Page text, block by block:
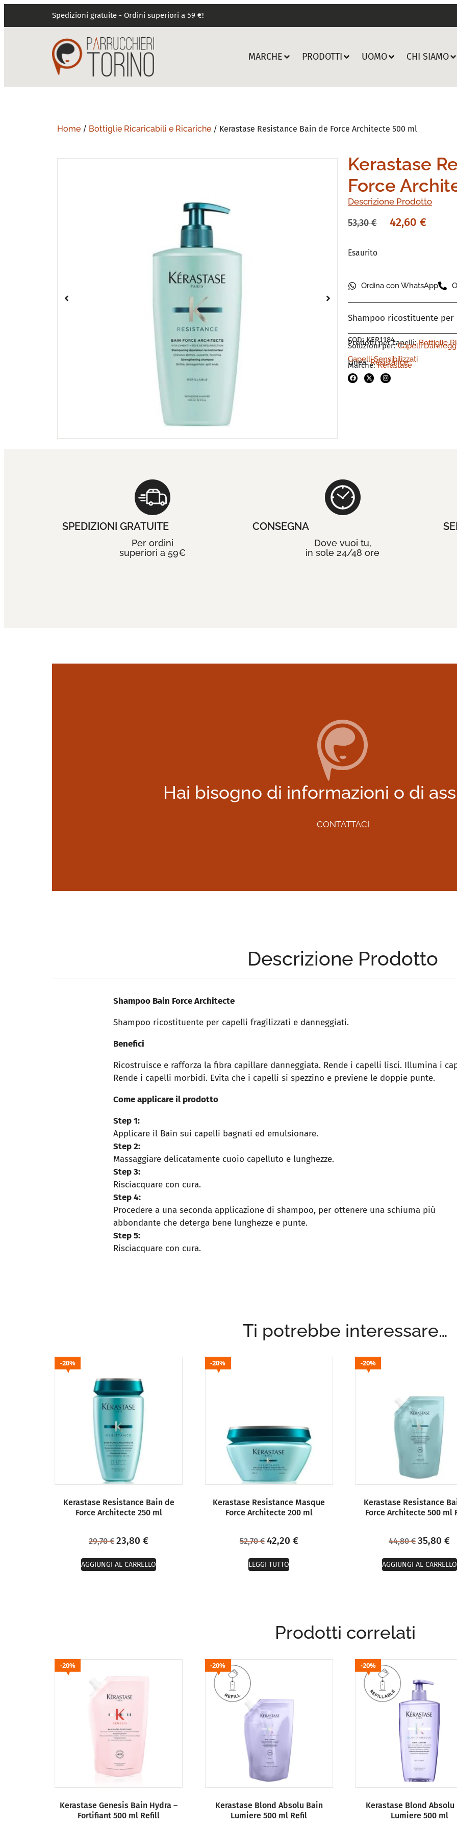
Spedizioni gratuite - Ordini superiori a 59 €!
MARCHE PRODOTTI UOMO CHI SIAMO
Home / Bottiglie Ricaricabili e Ricariche / Kerastase Resistance Bain de Force Architecte 500 ml
Kerastase
Force
Descrizione Prodotto
53,30€ 42,60 €
Esaurito
Ordina con WhatsApp
Shampoo ricostituente
COD: KER1184
Prodotti per capelli:Bottiglie
Soluzioni per:Capelli
Capelli Sensibilizzati
Linea:Resistance
Marche:Kerastase
SPEDIZIONI GRATUITE
Per ordini
superiori a 59€
CONSEGNA
Dove vuoi tu,
in sole 24/48 ore
Hai bisogno di informazioni o di
CONTATTACI
Descrizione Prodotto
Shampoo Bain Force Architecte
Shampoo ricostituente per capelli fragilizzati e danneggiati.
Benefici
Ricostruisce e rafforza la fibra capillare danneggiata. Rende i capelli lisci. Illumina i
Rende i capelli morbidi. Evita che i capelli si spezzino e previene le doppie punte.
Come applicare il prodotto
Step 1:
Applicare il Bain sui capelli bagnati ed emulsionare.
Step 2:
Massaggiare delicatamente cuoio capelluto e lunghezze.
Step 3:
Risciacquare con cura.
Step 4:
Procedere a una seconda applicazione di shampoo, per ottenere una schiuma più
abbondante che deterga bene lunghezze e punte.
Step 5:
Risciacquare con cura.
Ti potrebbe interessare…
Kerastase Resistance Bain de
Force Architecte 250 ml
29,70€ 23,80€
AGGIUNGI AL CARRELLO
Kerastase Resistance Masque
Force Architecte 200 ml
52,70€ 42,20 €
LEGGI TUTTO
Kerastase Resistance
Force Architecte 500 ml
44,80€ 35,80€
AGGIUNGI AL CARRELLO
Prodotti correlati
Kerastase Genesis Bain Hydra –
Fortifiant 500 ml Refill
Kerastase Blond Absolu Bain
Lumiere 500 ml Refil
Kerastase Blond Absolu
Lumiere 500 ml
20% 20% 20%
20% 20% 20%